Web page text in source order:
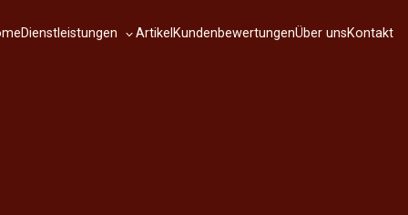
Dienstleistungen ArtikelKundenbewertungenÜber unsKontakt